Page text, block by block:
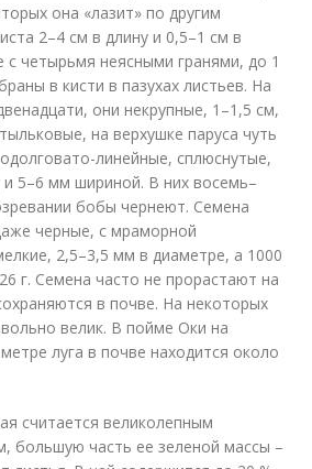
она «лазит» по другим
2–4 см в длину и 0,5–1 см в
с четырьмя неясными гранями, до 1
в кисти в пазухах листьев. На
они некрупные, 1–1,5 см,
на верхушке паруса чуть
линейные, сплюснутые,
и 5–6 мм шириной. В них восемь–
бобы чернеют. Семена
черные, с мраморной
2,5–3,5 мм в диаметре, а 1000
г. Семена часто не прорастают на
в почве. На некоторых
велик. В пойме Оки на
луга в почве находится около
считается великолепным
большую часть ее зеленой массы –